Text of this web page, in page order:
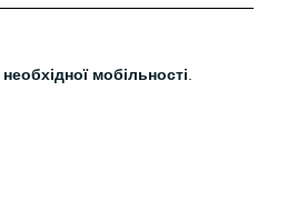
необхідної мобільності.